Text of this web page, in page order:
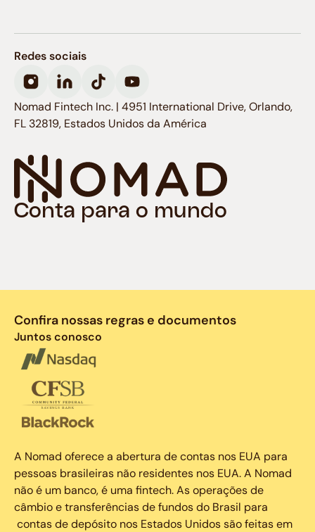
Conta para o mundo
Redes sociais
Nomad Fintech Inc. | 4951 International Drive, Orlando,
FL 32819, Estados Unidos da América
Confira nossas regras e documentos
Juntos conosco
A Nomad oferece a abertura de contas nos EUA para
pessoas brasileiras não residentes nos EUA. A Nomad
não é um banco, é uma fintech. As operações de
câmbio e transferências de fundos do Brasil para
contas de depósito nos Estados Unidos são feitas em